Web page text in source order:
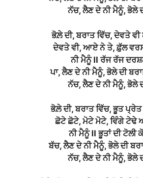
ਨੱਚ, ਲੈਣ ਦੇ ਨੀ ਮੈਨੂੰ, ਭੋਲੇ
ਭੋਲ਼ੇ ਦੀ, ਬਰਾਤ ਵਿੱਚ, ਦੇਵਤੇ
ਦੇਵਤੇ ਵੀ, ਆਏ ਨੇ ਤੇ, ਫ਼ੁੱਲ
ਨੀ ਮੈਨੂੰ ll ਰੱਜ ਰੱਜ
ਪਾ, ਲੈਣ ਦੇ ਨੀ ਮੈਨੂੰ, ਭੋਲੇ ਦੀ
ਨੱਚ, ਲੈਣ ਦੇ ਨੀ ਮੈਨੂੰ, ਭੋਲੇ
ਭੋਲ਼ੇ ਦੀ, ਬਰਾਤ ਵਿੱਚ, ਭੂਤ
ਛੋਟੇ ਛੋਟੇ, ਮੋਟੇ ਮੋਟੇ, ਵਿੰਗੇ ਟੇਢੇ
ਨੀ ਮੈਨੂੰ ll ਭੂਤਾਂ ਦੀ ਟੋਲੀ
ਬੱਚ, ਲੈਣ ਦੇ ਨੀ ਮੈਨੂੰ, ਭੋਲੇ ਦੀ
ਨੱਚ, ਲੈਣ ਦੇ ਨੀ ਮੈਨੂੰ, ਭੋਲੇ